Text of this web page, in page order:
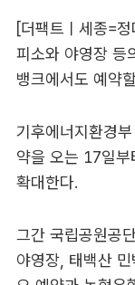
[더팩트ㅣ세종=
피소와 야영장 등
뱅크에서도 예약
기후에너지환경
약을 오는 17일
확대한다.
그간 국립공원공
야영장, 태백산